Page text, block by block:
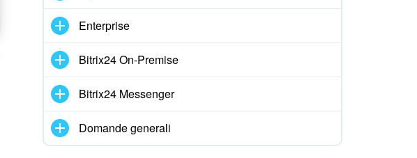
Enterprise
Bitrix24 On-Premise
Bitrix24 Messenger
Domande generali